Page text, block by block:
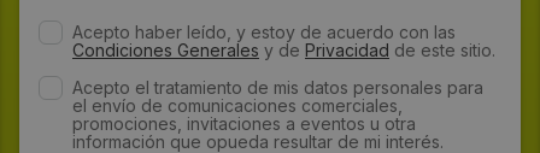
Acepto haber leído, y estoy de acuerdo con las
Condiciones Generales y de Privacidad de este sitio.
Acepto el tratamiento de mis datos personales para
el envío de comunicaciones comerciales,
promociones, invitaciones a eventos u otra
información que opueda resultar de mi interés.